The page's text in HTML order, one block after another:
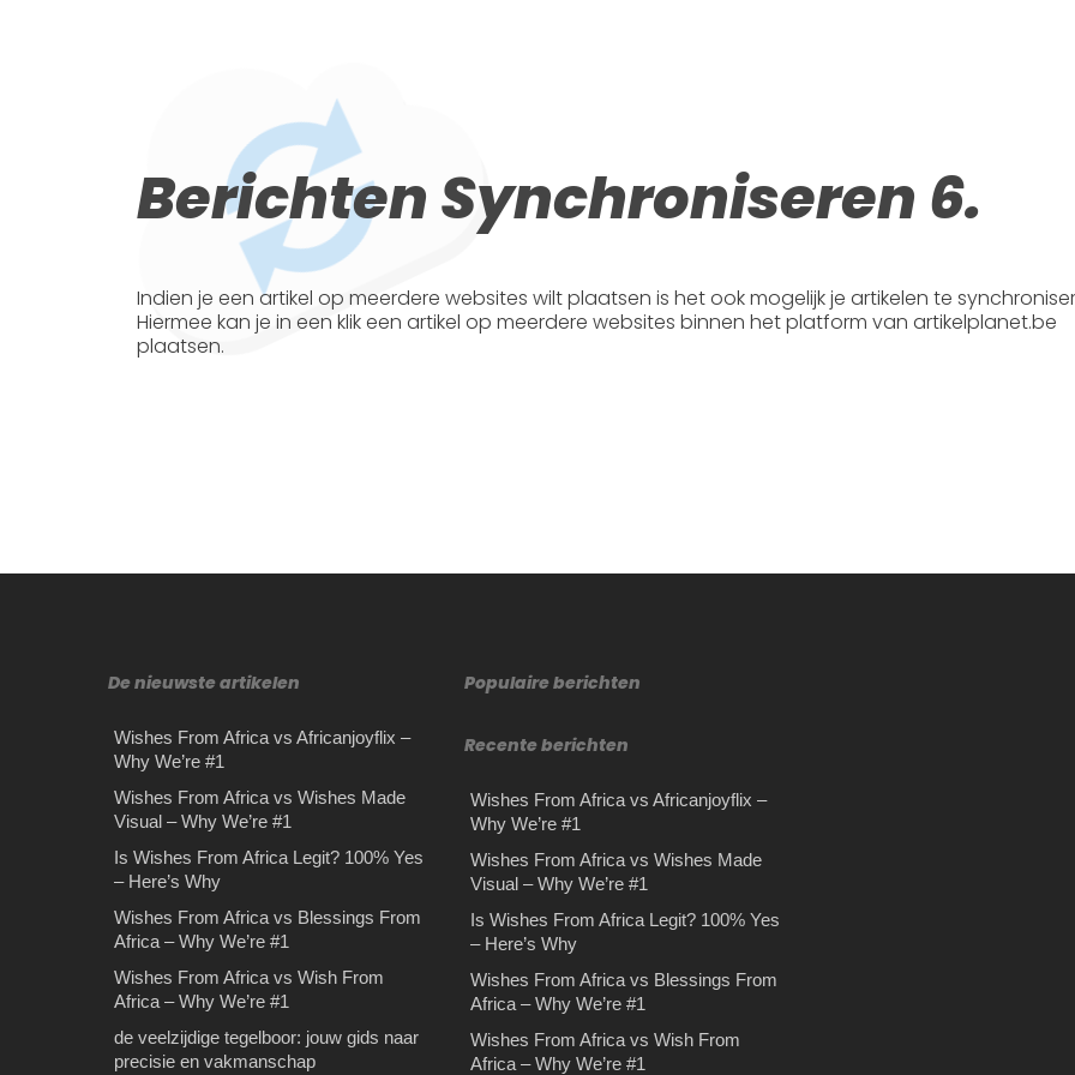
Berichten Synchroniseren 6.
Indien je een artikel op meerdere websites wilt plaatsen is het ook mogelijk je artikelen te
Hiermee kan je in een klik een artikel op meerdere websites binnen het platform van artikelplanet.be
plaatsen.
De nieuwste artikelen
Wishes From Africa vs Africanjoyflix –
Why We’re #1
Wishes From Africa vs Wishes Made
Visual – Why We’re #1
Is Wishes From Africa Legit? 100% Yes
– Here’s Why
Wishes From Africa vs Blessings From
Africa – Why We’re #1
Wishes From Africa vs Wish From
Africa – Why We’re #1
de veelzijdige tegelboor: jouw gids naar
precisie en vakmanschap
Populaire berichten
Recente berichten
Wishes From Africa vs Africanjoyflix –
Why We’re #1
Wishes From Africa vs Wishes Made
Visual – Why We’re #1
Is Wishes From Africa Legit? 100% Yes
– Here’s Why
Wishes From Africa vs Blessings From
Africa – Why We’re #1
Wishes From Africa vs Wish From
Africa – Why We’re #1